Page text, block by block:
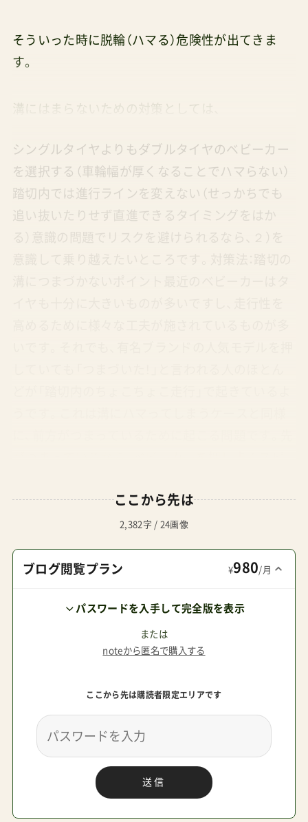
そういった時に脱輪（ハマる）危険性が出てきま
す。
溝にはまらないための対策としては、
シングルタイヤよりもダブルタイヤのベビーカー
を選択する（車輪幅が厚くなることでハマらない）
踏切内では進行ラインを変えない（せっかちでも
追い抜いたりせず直進できるタイミングをはか
速度が原因つまり、ベビーカーの速度が十分であ
った時にはその勢いで滑るように越えられた些細
はベビーカーも車と同様に、足早に渡りきれるよ
ょう。実際に検証してきました以下は、メーカーか
らサンプルとしてお借りしているものを使った踏
切での走行テスト動画*です。人気のコンパクトベ
ぐらいの速度で進めばつまづくことはありませ
ん。参考にしてみてください。*子どもを乗せたリ
アルな走行環境を実現するために10kg（1歳すぎ程
度）のお米をシートに乗せています。（参考サイト：
体重の増加曲線–パンパース）検証現場（踏切）真上
ここから先は
2,382字 / 24画像
ブログ閲覧プラン ¥980/月
パスワードを入手して完全版を表示
または
noteから匿名で購入する
ここから先は購読者限定エリアです
送信